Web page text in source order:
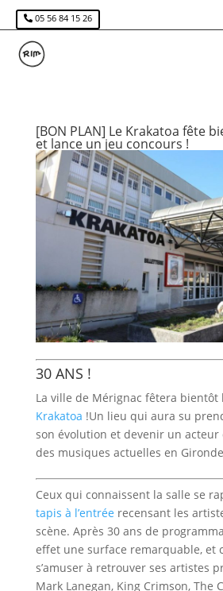
05 56 84 15 26
[BON PLAN] Le Krakatoa fête
et lance un jeu concours !
30 ANS !
La ville de Mérignac fêtera bientôt
Krakatoa !Un lieu qui aura su
son évolution et devenir un
des musiques actuelles en
Ceux qui connaissent la salle se
tapis à l’entrée recensant les
scène. Après 30 ans de
effet une surface remarquable, et
s’amuser à retrouver ses artistes
Mark Lanegan, King Crimson, The